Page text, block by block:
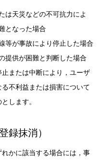
は天災などの不可抗力によ
となった場合
等が事故により停止した場合
提供が困難と判断した場合
または中断により，ユーザ
不利益または損害について
します。
録抹消）
かに該当する場合には，事